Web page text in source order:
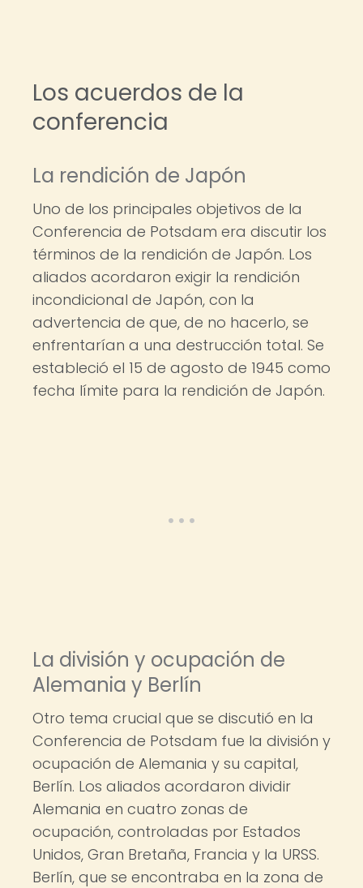
Los acuerdos de la
conferencia
La rendición de Japón
Uno de los principales objetivos de la
Conferencia de Potsdam era discutir los
términos de la rendición de Japón. Los
aliados acordaron exigir la rendición
incondicional de Japón, con la
advertencia de que, de no hacerlo, se
enfrentarían a una destrucción total. Se
estableció el 15 de agosto de 1945 como
fecha límite para la rendición de Japón.
La división y ocupación de
Alemania y Berlín
Otro tema crucial que se discutió en la
Conferencia de Potsdam fue la división y
ocupación de Alemania y su capital,
Berlín. Los aliados acordaron dividir
Alemania en cuatro zonas de
ocupación, controladas por Estados
Unidos, Gran Bretaña, Francia y la URSS.
Berlín, que se encontraba en la zona de